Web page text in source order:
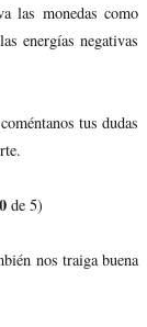
las monedas como
energías negativas
tus dudas
de 5)
nos traiga buena